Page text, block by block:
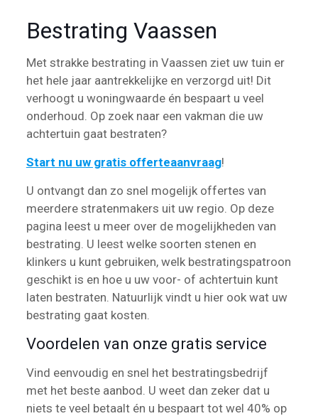
Bestrating Vaassen
Met strakke bestrating in Vaassen ziet uw tuin er
het hele jaar aantrekkelijke en verzorgd uit! Dit
verhoogt u woningwaarde én bespaart u veel
onderhoud. Op zoek naar een vakman die uw
achtertuin gaat bestraten?
Start nu uw gratis offerteaanvraag!
U ontvangt dan zo snel mogelijk offertes van
meerdere stratenmakers uit uw regio. Op deze
pagina leest u meer over de mogelijkheden van
bestrating. U leest welke soorten stenen en
klinkers u kunt gebruiken, welk bestratingspatroon
geschikt is en hoe u uw voor- of achtertuin kunt
laten bestraten. Natuurlijk vindt u hier ook wat uw
bestrating gaat kosten.
Voordelen van onze gratis service
Vind eenvoudig en snel het bestratingsbedrijf
met het beste aanbod. U weet dan zeker dat u
niets te veel betaalt én u bespaart tot wel 40% op